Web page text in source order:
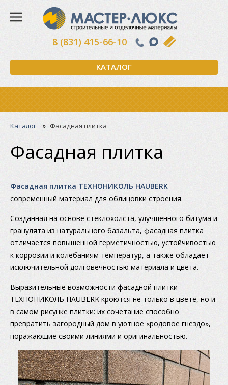
КАТАЛОГ
8 (831) 415-66-10
Каталог» Фасадная плитка
Фасадная плитка
Фасадная плитка ТЕХНОНИКОЛЬ HAUBERK –
современный материал для облицовки строения.
Созданная на основе стеклохолста, улучшенного битума и
гранулята из натурального базальта, фасадная плитка
отличается повышенной герметичностью, устойчивостью
к коррозии и колебаниям температур, а также обладает
исключительной долговечностью материала и цвета.
Выразительные возможности фасадной плитки
ТЕХНОНИКОЛЬ HAUBERK кроются не только в цвете, но и
в самом рисунке плитки: их сочетание способно
превратить загородный дом в уютное «родовое гнездо»,
поражающие своими линиями и оригинальностью.